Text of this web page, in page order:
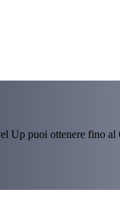
Up puoi ottenere fino